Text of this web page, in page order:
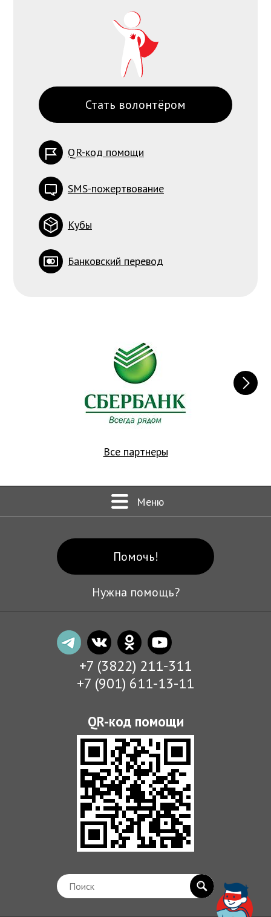
Стать волонтёром
QR-код помощи
SMS-пожертвование
Кубы
Банковский перевод
Все партнеры
Меню
Помочь!
Нужна помощь?
+7 (3822) 211-311
+7 (901) 611-13-11